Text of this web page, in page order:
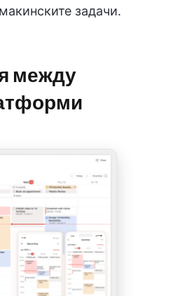
задачи.
между